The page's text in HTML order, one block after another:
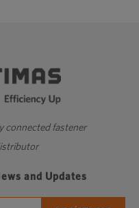
connected fastener
and Updates